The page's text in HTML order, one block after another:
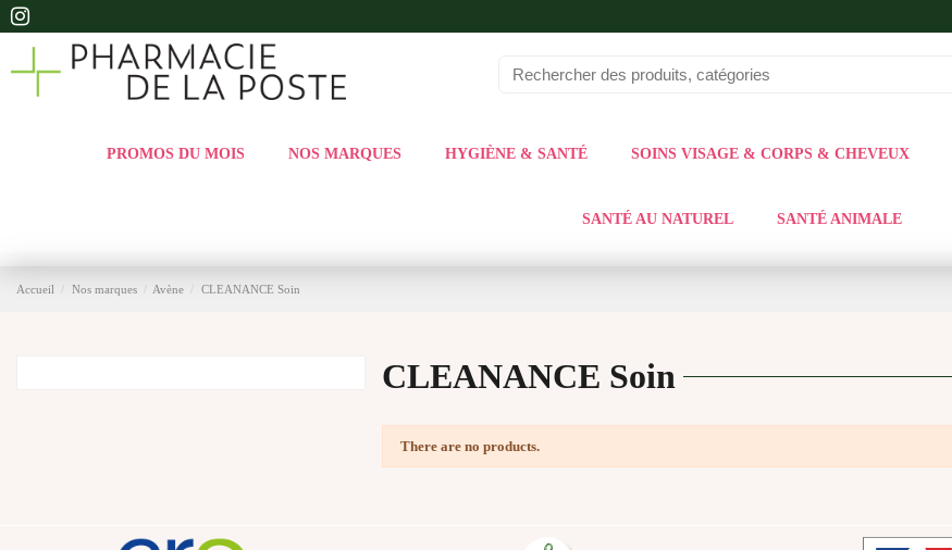
PROMOS DU MOIS NOS MARQUES HYGIÈNE & SANTÉ SOINS VISAGE & CORPS & CHEVEUX
SANTÉ AU NATUREL SANTÉ ANIMALE
Accueil Nos marques Avène CLEANANCE Soin
CLEANANCE Soin
There are no products.